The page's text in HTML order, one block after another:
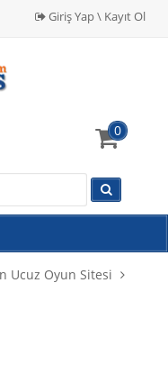
Giriş Yap \ Kayıt Ol
0
Ucuz Oyun Sitesi